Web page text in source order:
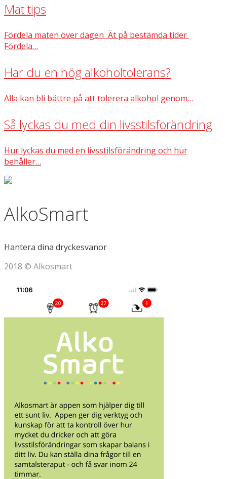
Mat tips
Fördela maten över dagen Ät på bestämda tider
Fördela…
Har du en hög alkoholtolerans?
Alla kan bli bättre på att tolerera alkohol genom…
Så lyckas du med din livsstilsförändring
Hur lyckas du med en livsstilsförändring och hur
behåller…
AlkoSmart
Hantera dina dryckesvanor
2018 © Alkosmart